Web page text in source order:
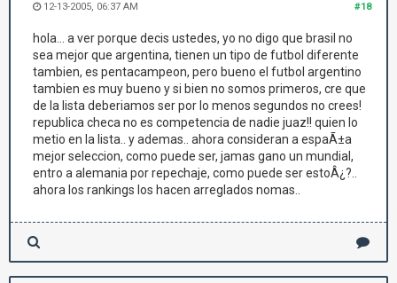
#18
12-13-2005, 06:37 AM
hola... a ver porque decis ustedes, yo no digo que brasil no
sea mejor que argentina, tienen un tipo de futbol diferente
tambien, es pentacampeon, pero bueno el futbol argentino
tambien es muy bueno y si bien no somos primeros, cre que
de la lista deberiamos ser por lo menos segundos no crees!
republica checa no es competencia de nadie juaz!! quien lo
metio en la lista.. y ademas.. ahora consideran a espaÃ±a
mejor seleccion, como puede ser, jamas gano un mundial,
entro a alemania por repechaje, como puede ser estoÂ¿?..
ahora los rankings los hacen arreglados nomas..